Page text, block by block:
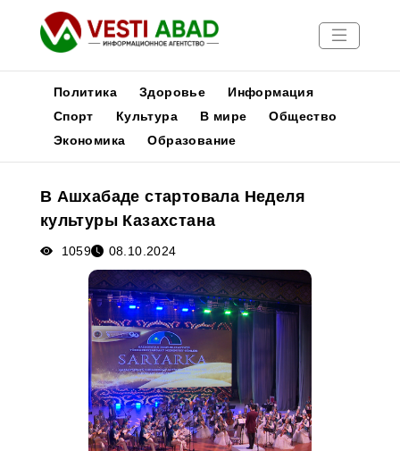
Новости
Медиа
Афиша
Политика Здоровье
Информация
Спорт
Культура В мире
Общество
Экономика
Образование
В Ашхабаде стартовала Неделя
культуры Казахстана
1059 08.10.2024